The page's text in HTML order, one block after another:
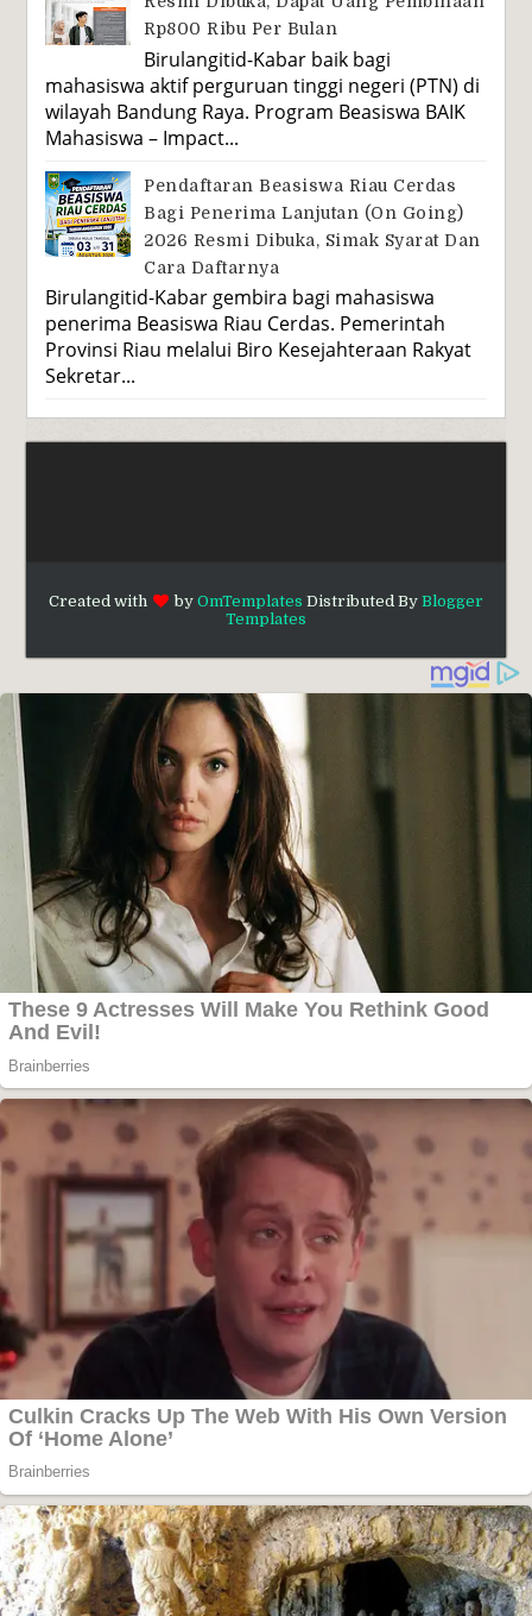
Rp800 Ribu Per Bulan
Birulangitid-Kabar baik bagi
mahasiswa aktif perguruan tinggi negeri (PTN) di
wilayah Bandung Raya. Program Beasiswa BAIK
Mahasiswa – Impact...
Pendaftaran Beasiswa Riau Cerdas
Bagi Penerima Lanjutan (On Going)
2026 Resmi Dibuka, Simak Syarat Dan
Cara Daftarnya
Birulangitid-Kabar gembira bagi mahasiswa
penerima Beasiswa Riau Cerdas. Pemerintah
Provinsi Riau melalui Biro Kesejahteraan Rakyat
Sekretar...
Created with by OmTemplates Distributed By Blogger
Templates